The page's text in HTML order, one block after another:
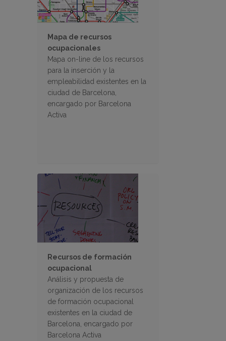
Mapa de recursos
ocupacionales
Mapa on-line de los recursos
para la inserción y la
empleabilidad existentes en la
ciudad de Barcelona,
encargado por Barcelona
Activa
Recursos de formación
ocupacional
Análisis y propuesta de
organización de los recursos
de formación ocupacional
existentes en la ciudad de
Barcelona, encargado por
Barcelona Activa